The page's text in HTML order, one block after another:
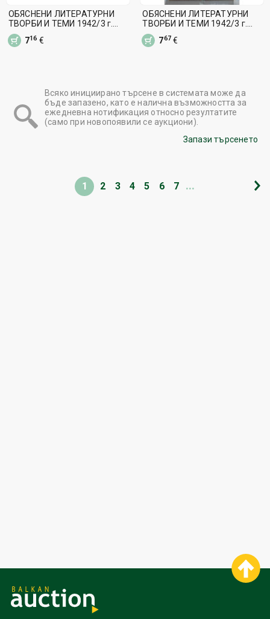
ОБЯСНЕНИ ЛИТЕРАТУРНИ
ТВОРБИ И ТЕМИ 1942/3 г.
ЛОТ 3 БРОЯ
716 €
ОБЯСНЕНИ ЛИТЕРАТУРНИ
ТВОРБИ И ТЕМИ 1942/3 г.
ЛОТ 4 БРОЯ
767 €
Всяко инициирано търсене в системата може да
бъде запазено, като е налична възможността за
ежедневна нотификация относно резултатите
(само при новопоявили се аукциони).
Запази търсенето
1 2 3 4 5 6 7 ...